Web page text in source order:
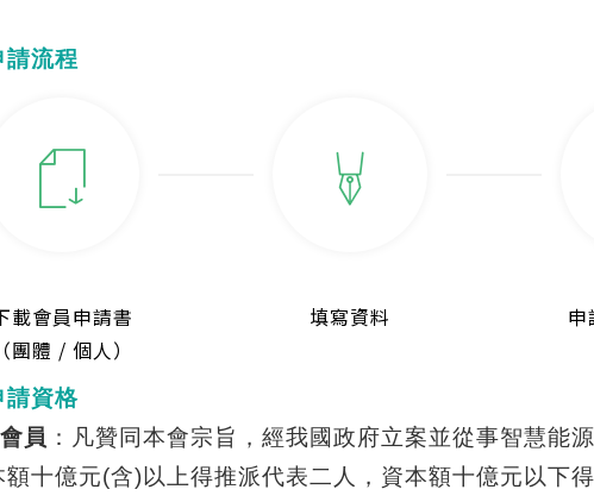
請流程
載會員申請書
（團體 / 個人）
填寫資料 申
請資格
員 ：凡贊同本會宗旨，經我國政府立案並從事智慧能
額十億元(含)以上得推派代表二人，資本額十億元以下